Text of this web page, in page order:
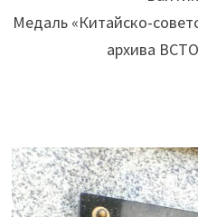
Медаль «Китайско-
архива